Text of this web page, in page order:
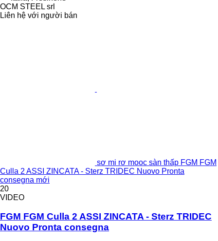
OCM STEEL srl
Liên hệ với người bán
sơ mi rơ mooc sàn thấp FGM FGM
Culla 2 ASSI ZINCATA - Sterz TRIDEC Nuovo Pronta
consegna mới
20
VIDEO
FGM FGM Culla 2 ASSI ZINCATA - Sterz TRIDEC
Nuovo Pronta consegna